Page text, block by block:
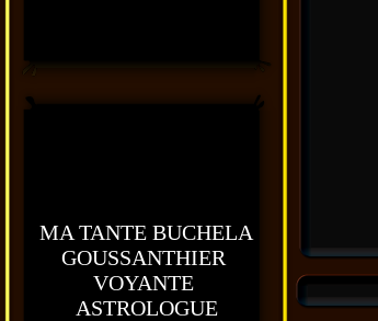
MA TANTE BUCHELA
GOUSSANTHIER
VOYANTE
ASTROLOGUE